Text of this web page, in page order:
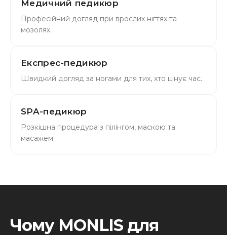
Медичний педикюр
Професійний догляд при врослих нігтях та
мозолях.
Експрес-педикюр
Швидкий догляд за ногами для тих, хто цінує час.
SPA-педикюр
Розкішна процедура з пілінгом, маскою та
масажем.
Чому MONLIS для